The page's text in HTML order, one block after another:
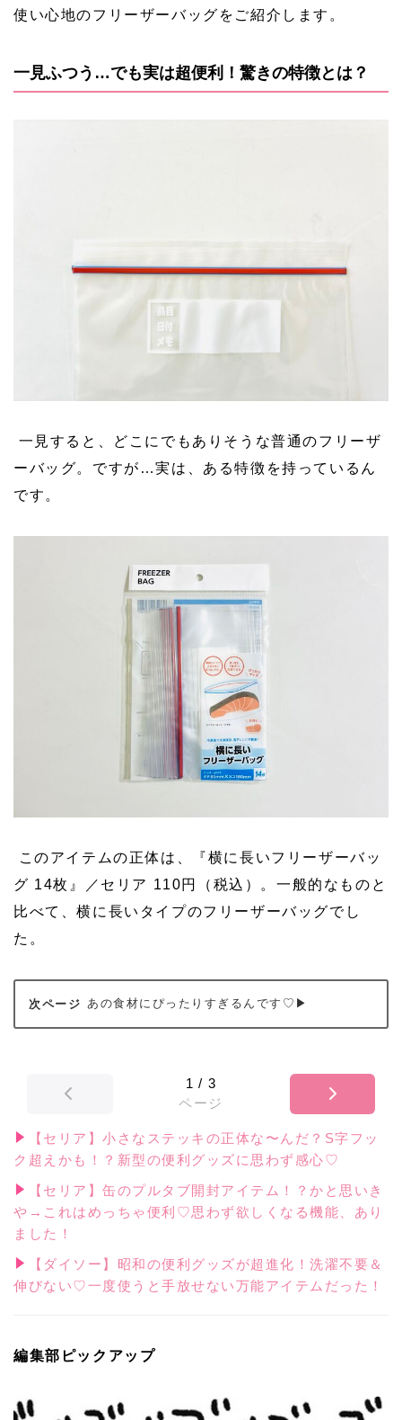
使い心地のフリーザーバッグをご紹介します。
一見ふつう…でも実は超便利！驚きの特徴とは？
一見すると、どこにでもありそうな普通のフリーザ
ーバッグ。ですが…実は、ある特徴を持っているん
です。
このアイテムの正体は、『横に長いフリーザーバッ
グ 14枚』／セリア 110円（税込）。一般的なものと
比べて、横に長いタイプのフリーザーバッグでし
た。
あの食材にぴったりすぎるんです♡▶
1 / 3
ページ
【セリア】小さなステッキの正体な〜んだ？S字フッ
ク超えかも！？新型の便利グッズに思わず感心♡
【セリア】缶のプルタブ開封アイテム！？かと思いき
や→これはめっちゃ便利♡思わず欲しくなる機能、あり
ました！
【ダイソー】昭和の便利グッズが超進化！洗濯不要＆
伸びない♡一度使うと手放せない万能アイテムだった！
編集部ピックアップ